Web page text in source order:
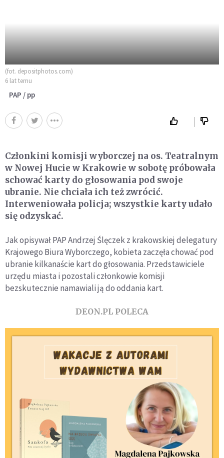
(fot. depositphotos.com)
6 lat temu
PAP / pp
Członkini komisji wyborczej na os. Teatralnym
w Nowej Hucie w Krakowie w sobotę próbowała
schować karty do głosowania pod swoje
ubranie. Nie chciała ich też zwrócić.
Interweniowała policja; wszystkie karty udało
się odzyskać.
Jak opisywał PAP Andrzej Ślęczek z krakowskiej delegatury
Krajowego Biura Wyborczego, kobieta zaczęła chować pod
ubranie kilkanaście kart do głosowania. Przedstawiciele
urzędu miasta i pozostali członkowie komisji
bezskutecznie namawiali ją do oddania kart.
DEON.PL POLECA